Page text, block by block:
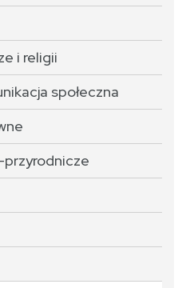
i religii
społeczna